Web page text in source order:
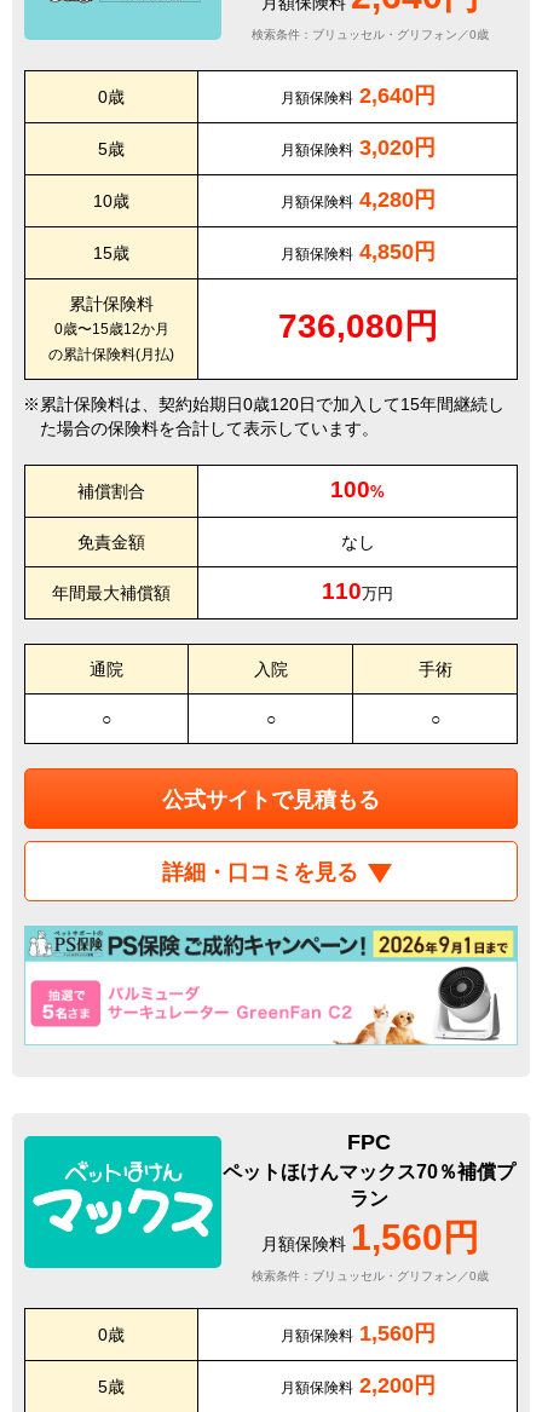
検索条件：ブリュッセル・グリフォン／0歳
0歳 月額保険料 2,640円
5歳 月額保険料 3,020円
10歳 月額保険料 4,280円
15歳 月額保険料 4,850円
累計保険料
0歳〜15歳12か月
の累計保険料(月払)
736,080円
累計保険料は、契約始期日0歳120日で加入して15年間継続し
た場合の保険料を合計して表示しています。
補償割合 100%
免責金額 なし
年間最大補償額 110万円
通院 入院 手術
○ ○ ○
公式サイトで見積もる
詳細・口コミを見る
FPC
ペットほけんマックス70％補償プ
ラン
月額保険料 1,560円
検索条件：ブリュッセル・グリフォン／0歳
0歳 月額保険料 1,560円
5歳 月額保険料 2,200円